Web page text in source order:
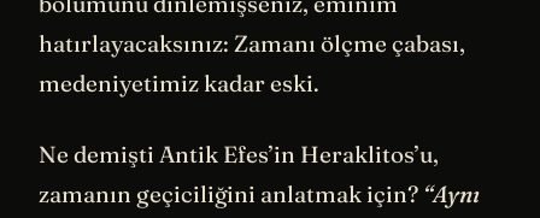
hatırlayacaksınız: Zamanı ölçme çabası,
medeniyetimiz kadar eski.
Ne demişti Antik Efes’in Heraklitos’u,
zamanın geçiciliğini anlatmak için? “Aynı